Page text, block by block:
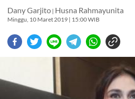
Dany Garjito | Husna Rahmayunita
Minggu, 10 Maret 2019 | 15:00 WIB